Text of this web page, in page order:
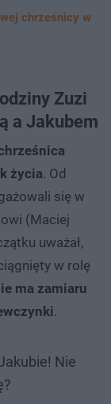
chrześnicy w
Zuzi
a Jakubem
życia. Od
się w
(Maciej
uważał,
w rolę
ma zamiaru
.
Nie